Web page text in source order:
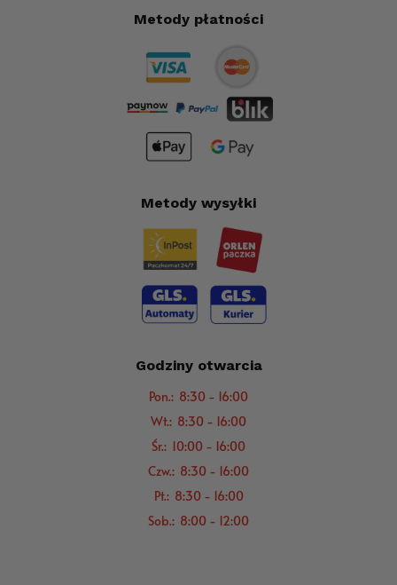
Metody płatności
Metody wysyłki
Godziny otwarcia
Pon.: 8:30 - 16:00
Wt.: 8:30 - 16:00
Śr.: 10:00 - 16:00
Czw.: 8:30 - 16:00
Pt.: 8:30 - 16:00
Sob.: 8:00 - 12:00